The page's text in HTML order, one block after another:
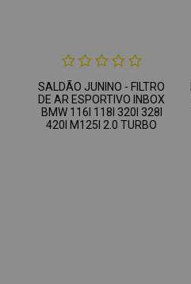
SALDÃO JUNINO - FILTRO
DE AR ESPORTIVO INBOX
BMW 116I 118I 320I 328I
420I M125I 2.0 TURBO